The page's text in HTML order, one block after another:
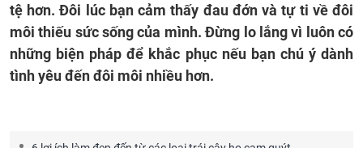
tệ hơn. Đôi lúc bạn cảm thấy đau đớn và tự ti về đôi
môi thiếu sức sống của mình. Đừng lo lắng vì luôn có
những biện pháp để khắc phục nếu bạn chú ý dành
tình yêu đến đôi môi nhiều hơn.